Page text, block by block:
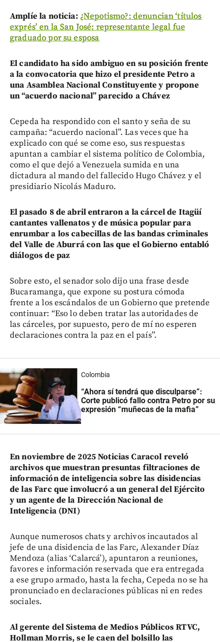
Amplíe la noticia: ¿Nepotismo?: denuncian ‘títulos
exprés’ en la San José: representante legal fue
graduado por su esposa
El candidato ha sido ambiguo en su posición frente
a la convocatoria que hizo el presidente Petro a
una Asamblea Nacional Constituyente y propone
un “acuerdo nacional” parecido a Chávez
Cepeda ha respondido con el santo y seña de su
campaña: “acuerdo nacional”. Las veces que ha
explicado con qué se come eso, sus respuestas
apuntan a cambiar el sistema político de Colombia,
como el que dejó a Venezuela sumida en una
dictadura al mando del fallecido Hugo Chávez y el
presidiario Nicolás Maduro.
El pasado 8 de abril entraron a la cárcel de Itagüí
cantantes vallenatos y de música popular para
enrumbar a los cabecillas de las bandas criminales
del Valle de Aburrá con las que el Gobierno entabló
diálogos de paz
Sobre esto, el senador solo dijo una frase desde
Bucaramanga, que expone su postura cómoda
frente a los escándalos de un Gobierno que pretende
continuar: “Eso lo deben tratar las autoridades de
las cárceles, por supuesto, pero de mí no esperen
declaraciones contra la paz en el país”.
Colombia
“Ahora sí tendrá que disculparse”:
Corte publicó fallo contra Petro por su
expresión “muñecas de la mafia”
En noviembre de 2025 Noticias Caracol reveló
archivos que muestran presuntas filtraciones de
información de inteligencia sobre las disidencias
de las Farc que involucró a un general del Ejército
y un agente de la Dirección Nacional de
Inteligencia (DNI)
Aunque numerosos chats y archivos incautados al
jefe de una disidencia de las Farc, Alexander Díaz
Mendoza (alias ‘Calarcá’), apuntaron a reuniones,
favores e información reservada que era entregada
a ese grupo armado, hasta la fecha, Cepeda no se ha
pronunciado en declaraciones públicas ni en redes
sociales.
Al gerente del Sistema de Medios Públicos RTVC,
Hollman Morris, se le caen del bolsillo las